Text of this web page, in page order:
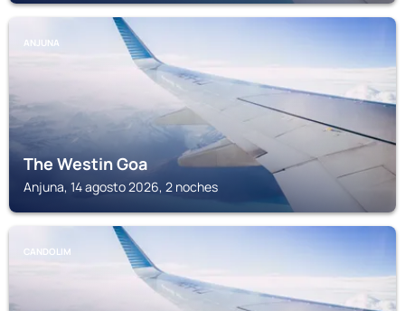
ANJUNA
The Westin Goa
Anjuna, 14 agosto 2026, 2 noches
CANDOLIM